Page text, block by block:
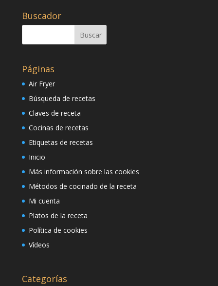
Buscador
Páginas
Air Fryer
Búsqueda de recetas
Claves de receta
Cocinas de recetas
Etiquetas de recetas
Inicio
Más información sobre las cookies
Métodos de cocinado de la receta
Mi cuenta
Platos de la receta
Política de cookies
Vídeos
Categorías